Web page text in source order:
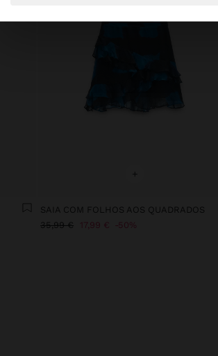
+
SAIA COM FOLHOS AOS QUADRADOS
35,99 € 17,99 € 50%